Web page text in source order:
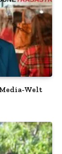
Welt